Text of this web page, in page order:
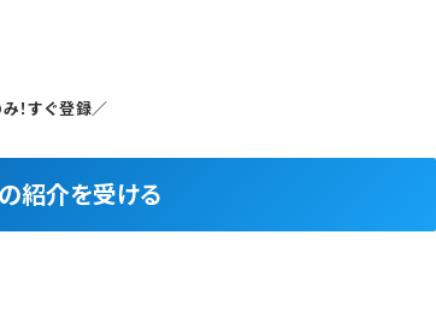
！すぐ登録／
紹介を受ける